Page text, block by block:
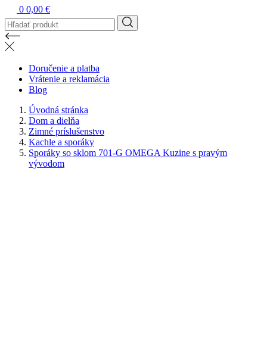
0 0,00 €
Doručenie a platba
Vrátenie a reklamácia
Blog
Úvodná stránka
Dom a dielňa
Zimné príslušenstvo
Kachle a sporáky
Sporáky so sklom 701-G OMEGA Kuzine s pravým
vývodom